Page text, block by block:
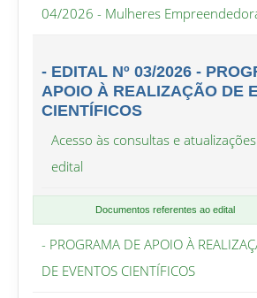
04/2026 - Mulheres
- EDITAL Nº 03/2026 -
APOIO À REALIZAÇÃO DE
CIENTÍFICOS
Acesso às consultas e
edital
Documentos referentes ao edital
- PROGRAMA DE APOIO À
DE EVENTOS CIENTÍFICOS